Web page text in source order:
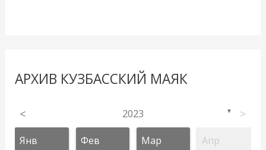
АРХИВ КУЗБАССКИЙ МАЯК
< 2023 ▼ >
Янв Фев Мар Апр